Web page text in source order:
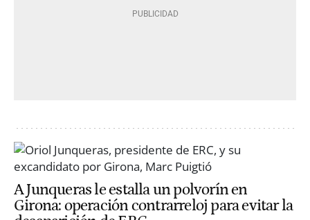
A Junqueras le estalla un polvorín en
Girona: operación contrarreloj para evitar la